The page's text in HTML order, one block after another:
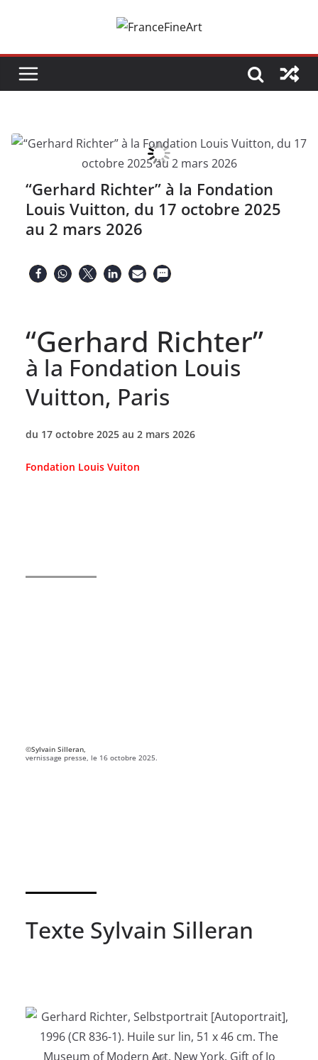
“Gerhard Richter” à la Fondation
Louis Vuitton, du 17 octobre 2025
au 2 mars 2026
“Gerhard Richter”
à la Fondation Louis
Vuitton, Paris
du 17 octobre 2025 au 2 mars 2026
Fondation Louis Vuiton
©Sylvain Silleran,
vernissage presse, le 16 octobre 2025.
Texte Sylvain Silleran